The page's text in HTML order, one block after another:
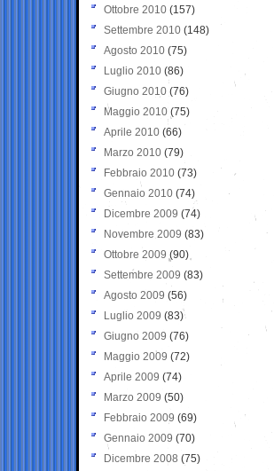
Ottobre 2010 (157)
Settembre 2010 (148)
Agosto 2010 (75)
Luglio 2010 (86)
Giugno 2010 (76)
Maggio 2010 (75)
Aprile 2010 (66)
Marzo 2010 (79)
Febbraio 2010 (73)
Gennaio 2010 (74)
Dicembre 2009 (74)
Novembre 2009 (83)
Ottobre 2009 (90)
Settembre 2009 (83)
Agosto 2009 (56)
Luglio 2009 (83)
Giugno 2009 (76)
Maggio 2009 (72)
Aprile 2009 (74)
Marzo 2009 (50)
Febbraio 2009 (69)
Gennaio 2009 (70)
Dicembre 2008 (75)